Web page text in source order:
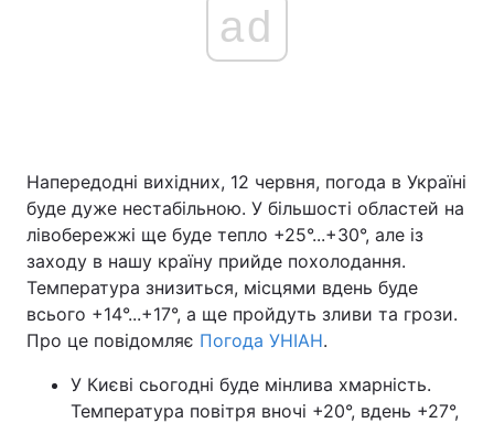
Україна Політика
Економіка Світ
Спорт Наука
Техно і зв'язок
Зброя Інциденти
ad
Напередодні вихідних, 12 червня, погода в Україні
буде дуже нестабільною. У більшості областей на
лівобережжі ще буде тепло +25°...+30°, але із
заходу в нашу країну прийде похолодання.
Температура знизиться, місцями вдень буде
всього +14°...+17°, а ще пройдуть зливи та грози.
Про це повідомляє Погода УНІАН.
У Києві сьогодні буде мінлива хмарність.
Температура повітря вночі +20°, вдень +27°,